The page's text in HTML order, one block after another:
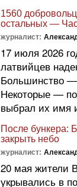
1560
остальных —
журналист:
17 июля 2026
латвийцев
Большинство
Некоторые —
выбрал их имя
После бункера:
закрыть небо
журналист:
20 мая жители
укрывались в